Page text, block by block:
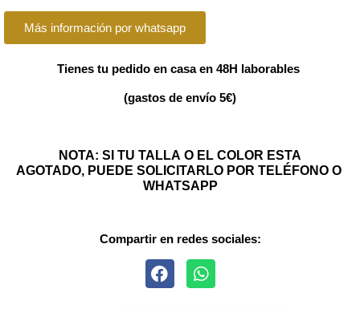
Más información por whatsapp
Tienes tu pedido en casa en 48H laborables
(gastos de envío 5€)
NOTA: SI TU TALLA O EL COLOR ESTA
AGOTADO, PUEDE SOLICITARLO POR TELÉFONO O
WHATSAPP
Compartir en redes sociales: